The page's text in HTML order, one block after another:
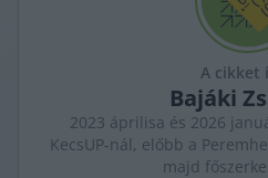
A cikket
Bajáki
2023 áprilisa és 2026
KecsUP-nál, előbb a
majd